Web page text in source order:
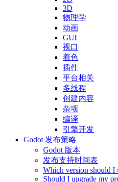
3D
物理学
动画
GUI
视口
着色
插件
平台相关
多线程
创建内容
杂项
编译
引擎开发
Godot 发布策略
Godot 版本
发布支持时间表
Which version should I
Should I upgrade my